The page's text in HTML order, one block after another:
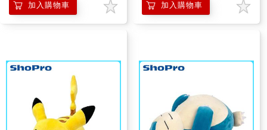
加入購物車 加入購物車